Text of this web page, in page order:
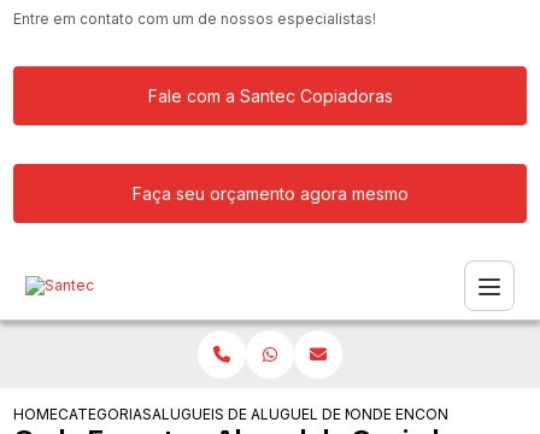
Entre em contato com um de nossos especialistas!
Fale com a Santec Copiadoras
Faça seu orçamento agora mesmo
HOMECATEGORIASALUGUEIS DE COPIADORASALUGUEL DE MAQUINA COPIADORA
ONDE ENCONTRAR